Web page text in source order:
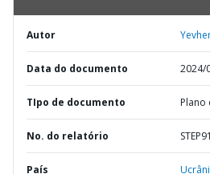
Autor
Data do documento 2024/
TIpo de documento Plano
No. do relatório
País